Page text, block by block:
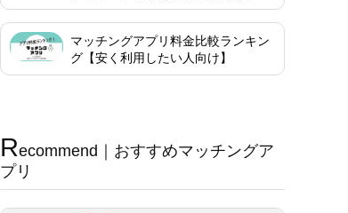
マッチングアプリ料金比較ランキン
グ【安く利用したい人向け】
Recommend｜おすすめマッチングア
プリ